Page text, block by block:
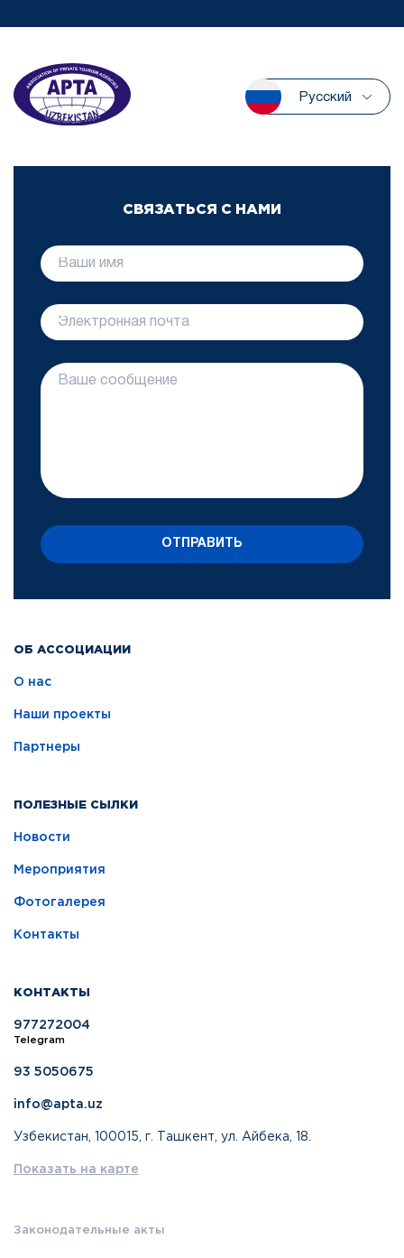
Русский
ОБ АССОЦИАЦИИ
О нас
Наши проекты
Партнеры
ПОЛЕЗНЫЕ СЫЛКИ
Новости
Мероприятия
Фотогалерея
Контакты
КОНТАКТЫ
977272004
Telegram
93 5050675
info@apta.uz
Узбекистан, 100015, г. Ташкент, ул. Айбека, 18.
Показать на карте
Законодательные акты
СВЯЗАТЬСЯ С НАМИ
ОТПРАВИТЬ